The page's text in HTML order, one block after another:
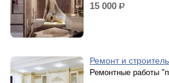
15 000 р.
Ремонт и
Ремонтные работы